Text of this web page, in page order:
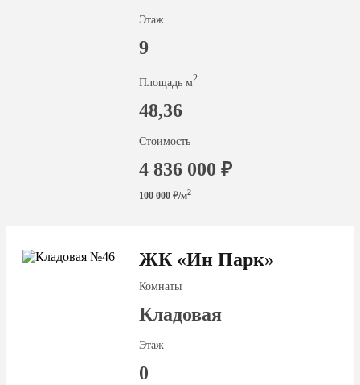
Этаж
9
Площадь м2
48,36
Стоимость
4 836 000 ₽
100 000 ₽/м2
ЖК «Ин Парк»
Комнаты
Кладовая
Этаж
0